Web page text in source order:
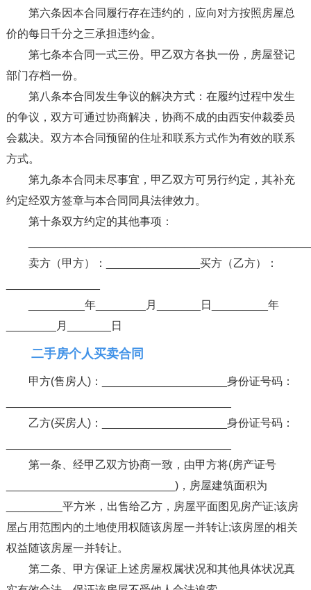
第六条因本合同履行存在违约的，应向对方按照房屋总
价的每日千分之三承担违约金。
第七条本合同一式三份。甲乙双方各执一份，房屋登记
部门存档一份。
第八条本合同发生争议的解决方式：在履约过程中发生
的争议，双方可通过协商解决，协商不成的由西安仲裁委员
会裁决。双方本合同预留的住址和联系方式作为有效的联系
方式。
第九条本合同未尽事宜，甲乙双方可另行约定，其补充
约定经双方签章与本合同同具法律效力。
第十条双方约定的其他事项：
卖方（甲方）：_______________买方（乙方）：
_________年________月_______日_________年
________月_______日
二手房个人买卖合同
甲方(售房人)：____________________身份证号码：
乙方(买房人)：____________________身份证号码：
第一条、经甲乙双方协商一致，由甲方将(房产证号
___________________________)，房屋建筑面积为
_________平方米，出售给乙方，房屋平面图见房产证;该房
屋占用范围内的土地使用权随该房屋一并转让;该房屋的相关
权益随该房屋一并转让。
第二条、甲方保证上述房屋权属状况和其他具体状况真